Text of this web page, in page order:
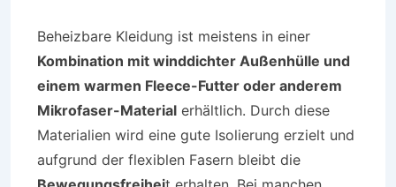
Beheizbare Kleidung ist meistens in einer
Kombination mit winddichter Außenhülle und
einem warmen Fleece-Futter oder anderem
Mikrofaser-Material erhältlich. Durch diese
Materialien wird eine gute Isolierung erzielt und
aufgrund der flexiblen Fasern bleibt die